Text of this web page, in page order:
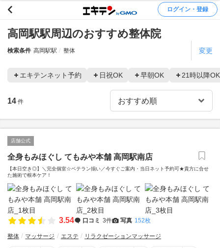
ログイン・登録
高岡駅駅周辺のおすすめ整体院
検索条件 高岡駅駅 整体 変更
エキテンネット予約 日祝OK 早朝OK 21時以降OK
14 件
店舗公式
全身もみほぐし てもみや本舗 高岡駅南店
【本日空き◎】＼完全個室☆ベテラン揃い／今すぐご案内・当日ネット予約可★貴方に合せ
た施術で根本ケア！
3.54 口コミ 3件 写真 152枚
整体 マッサージ エステ リラクゼーションマッサージ